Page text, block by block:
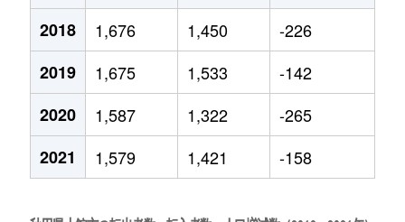
2018
1,676 1,450
-226
2019
1,675 1,533
-142
2020
1,587 1,322
-265
2021
1,579 1,421 -158